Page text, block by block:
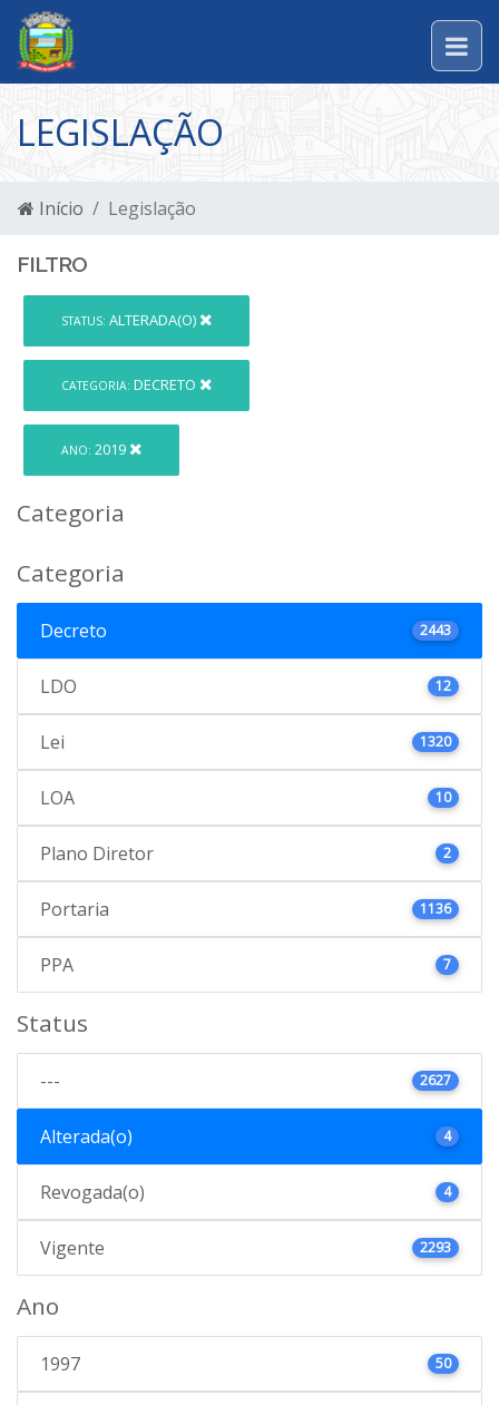
LEGISLAÇÃO
Início Legislação
FILTRO
STATUS: ALTERADA(O)
CATEGORIA: DECRETO
ANO: 2019
Categoria
Categoria
Decreto 2443
LDO 12
Lei 1320
LOA 10
Plano Diretor 2
Portaria 1136
PPA 7
Status
--- 2627
Alterada(o) 4
Revogada(o) 4
Vigente 2293
Ano
1997 50